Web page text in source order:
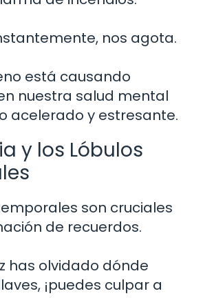
nos agota.
está causando
nuestra salud mental
acelerado y estresante.
y los Lóbulos
son cruciales
de recuerdos.
has olvidado dónde
¡puedes culpar a